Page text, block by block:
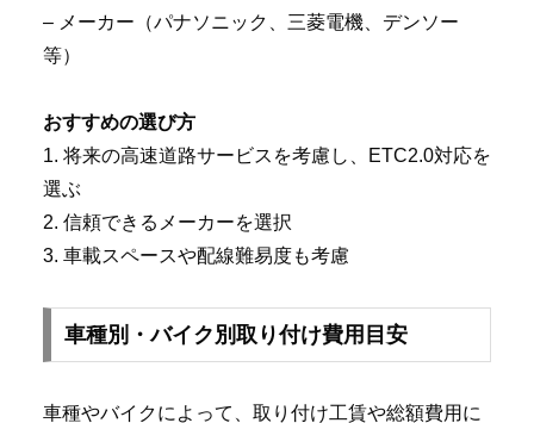
– メーカー（パナソニック、三菱電機、デンソー
等）
おすすめの選び方
1. 将来の高速道路サービスを考慮し、ETC2.0対応を
選ぶ
2. 信頼できるメーカーを選択
3. 車載スペースや配線難易度も考慮
車種別・バイク別取り付け費用目安
車種やバイクによって、取り付け工賃や総額費用に